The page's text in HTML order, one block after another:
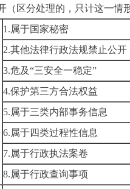
（区分处理的，只计这一情
1.属于国家秘密
2.其他法律行政法规禁止公开
3.危及“三安全一稳定”
4.保护第三方合法权益
5.属于三类内部事务信息
6.属于四类过程性信息
7.属于行政执法案卷
8.属于行政查询事项